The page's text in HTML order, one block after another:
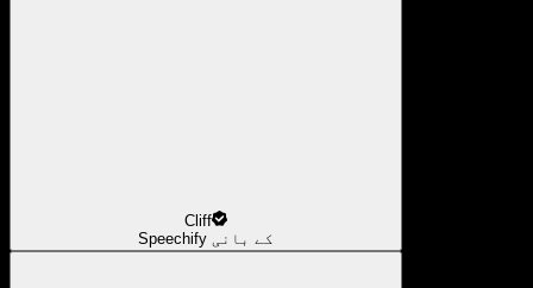
Cliff
Speechify کے بانی